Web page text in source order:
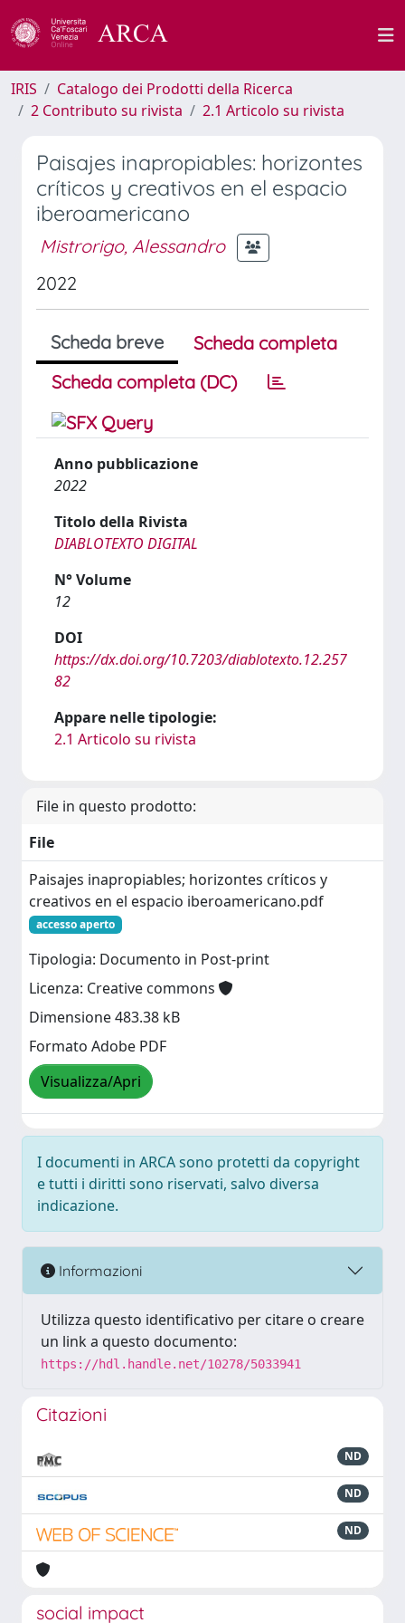
IRIS
Catalogo dei Prodotti della Ricerca
2 Contributo su rivista
2.1 Articolo su rivista
Paisajes inapropiables: horizontes
críticos y creativos en el espacio
iberoamericano
Mistrorigo, Alessandro
2022
Scheda breve
Scheda completa
Scheda completa (DC)
Anno pubblicazione
2022
Titolo della Rivista
DIABLOTEXTO DIGITAL
N° Volume
12
DOI
https://dx.doi.org/10.7203/diablotexto.12.257
82
Appare nelle tipologie:
2.1 Articolo su rivista
File in questo prodotto:
File
Paisajes inapropiables; horizontes críticos y
creativos en el espacio iberoamericano.pdf
accesso aperto
Tipologia: Documento in Post-print
Licenza: Creative commons
Dimensione 483.38 kB
Formato Adobe PDF
Visualizza/Apri
I documenti in ARCA sono protetti da copyright
e tutti i diritti sono riservati, salvo diversa
indicazione.
Informazioni
Utilizza questo identificativo per citare o creare
un link a questo documento:
https://hdl.handle.net/10278/5033941
Citazioni
ND
ND
ND
social impact